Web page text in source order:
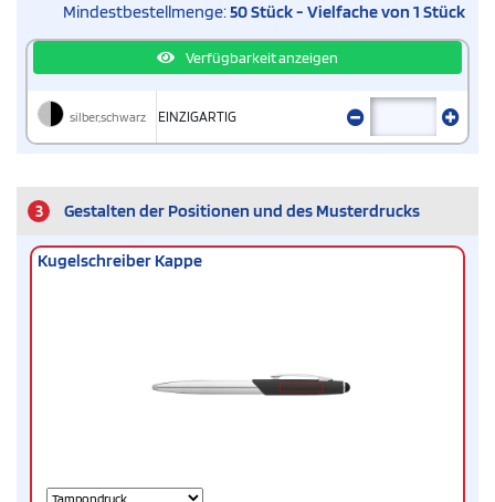
Mindestbestellmenge:50 Stück - Vielfache von 1 Stück
Verfügbarkeit anzeigen
silber,schwarz EINZIGARTIG
3 Gestalten der Positionen und des Musterdrucks
Kugelschreiber Kappe